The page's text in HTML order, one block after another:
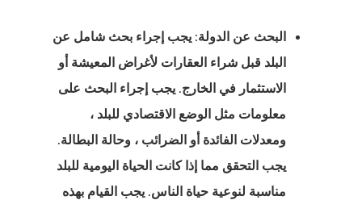
البحث عن الدولة: يجب إجراء بحث شامل عن
البلد قبل شراء العقارات لأغراض المعيشة أو
الاستثمار في الخارج. يجب إجراء البحث على
معلومات مثل الوضع الاقتصادي للبلد ،
ومعدلات الفائدة أو الضرائب ، وحالة البطالة.
يجب التحقق مما إذا كانت الحياة اليومية للبلد
مناسبة لنوعية حياة الناس. يجب القيام بهذه